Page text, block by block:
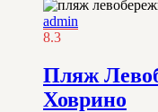
admin
8.3
Пляж
Ховрино